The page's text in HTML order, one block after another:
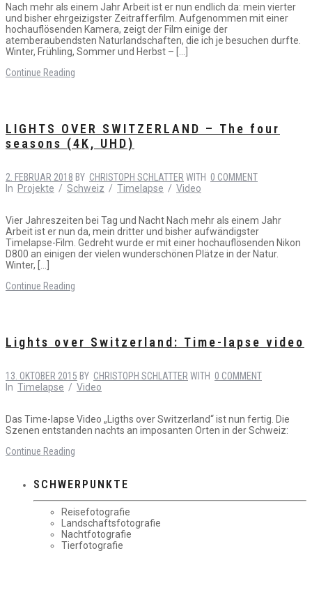
Nach mehr als einem Jahr Arbeit ist er nun endlich da: mein vierter
und bisher ehrgeizigster Zeitrafferfilm. Aufgenommen mit einer
hochauflösenden Kamera, zeigt der Film einige der
atemberaubendsten Naturlandschaften, die ich je besuchen durfte.
Winter, Frühling, Sommer und Herbst – […]
Continue Reading
LIGHTS OVER SWITZERLAND – The four
seasons (4K, UHD)
2. FEBRUAR 2018 BY CHRISTOPH SCHLATTER WITH 0 COMMENT
In Projekte / Schweiz / Timelapse / Video
Vier Jahreszeiten bei Tag und Nacht Nach mehr als einem Jahr
Arbeit ist er nun da, mein dritter und bisher aufwändigster
Timelapse-Film. Gedreht wurde er mit einer hochauflösenden Nikon
D800 an einigen der vielen wunderschönen Plätze in der Natur.
Winter, […]
Continue Reading
Lights over Switzerland: Time-lapse video
13. OKTOBER 2015 BY CHRISTOPH SCHLATTER WITH 0 COMMENT
In Timelapse / Video
Das Time-lapse Video „Ligths over Switzerland“ ist nun fertig. Die
Szenen entstanden nachts an imposanten Orten in der Schweiz:
Continue Reading
SCHWERPUNKTE
Reisefotografie
Landschaftsfotografie
Nachtfotografie
Tierfotografie